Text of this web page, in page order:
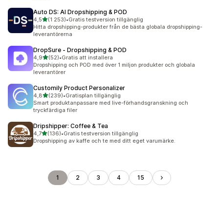
Auto DS: AI Dropshipping & POD
4,5av 5 stjärnor
(1 253)
1253 recensioner totalt
•Gratis testversion tillgänglig
Hitta dropshipping-produkter från de bästa globala dropshipping-
leverantörerna
DropSure ‑ Dropshipping & POD
4,9av 5 stjärnor
(52)
52 recensioner totalt
•Gratis att installera
Dropshipping och POD med över 1 miljon produkter och globala
leverantörer
Customily Product Personalizer
4,8av 5 stjärnor
(239)
239 recensioner totalt
•Gratisplan tillgänglig
Smart produktanpassare med live-förhandsgranskning och
tryckfärdiga filer
Dripshipper: Coffee & Tea
4,7av 5 stjärnor
(136)
136 recensioner totalt
•Gratis testversion tillgänglig
Dropshipping av kaffe och te med ditt eget varumärke.
1 2 3 4 15